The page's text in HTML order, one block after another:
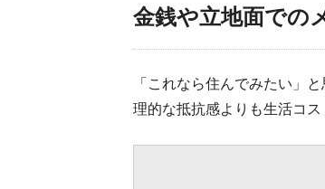
金銭や立地面での
「これなら住んでみたい」
理的な抵抗感よりも生活コ